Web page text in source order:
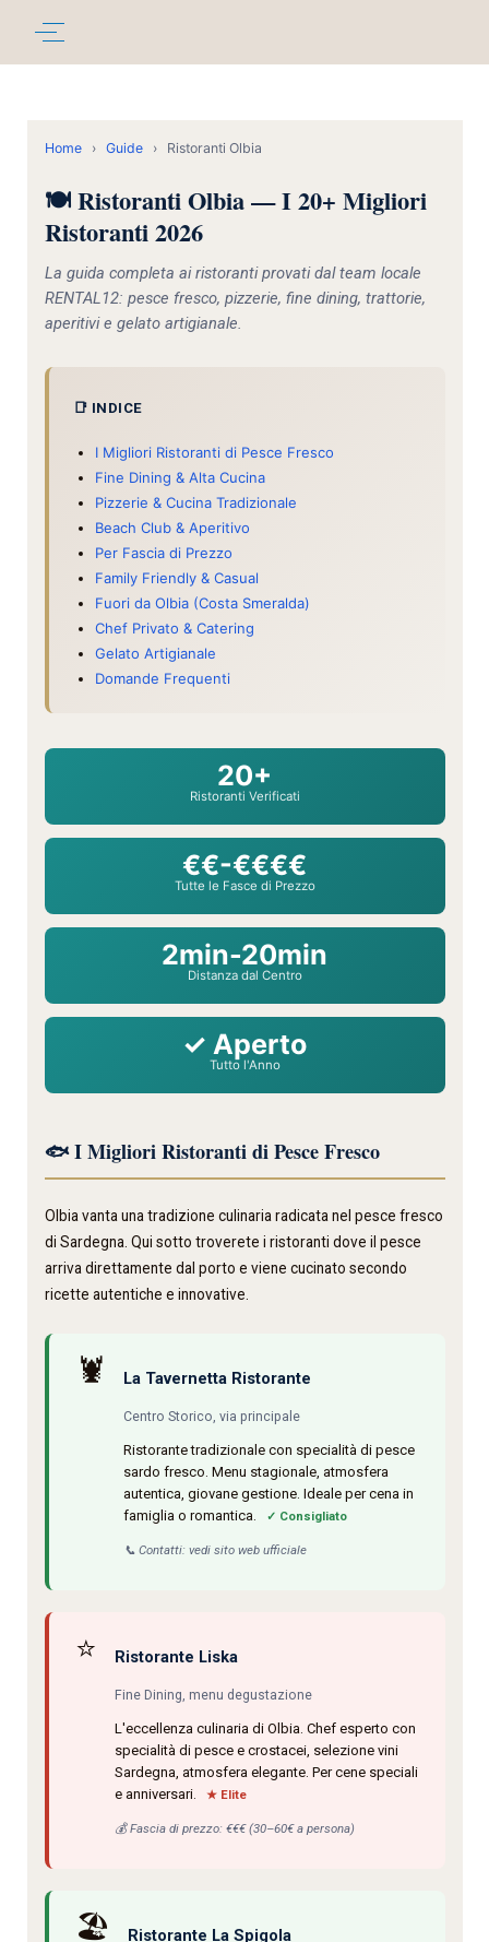
Home › Guide › Ristoranti Olbia
🍽️ Ristoranti Olbia — I 20+ Migliori
Ristoranti 2026
La guida completa ai ristoranti provati dal team locale
RENTAL12: pesce fresco, pizzerie, fine dining, trattorie,
aperitivi e gelato artigianale.
📑 INDICE
I Migliori Ristoranti di Pesce Fresco
Fine Dining & Alta Cucina
Pizzerie & Cucina Tradizionale
Beach Club & Aperitivo
Per Fascia di Prezzo
Family Friendly & Casual
Fuori da Olbia (Costa Smeralda)
Chef Privato & Catering
Gelato Artigianale
Domande Frequenti
20+
Ristoranti Verificati
€€-€€€€
Tutte le Fasce di Prezzo
2min-20min
Distanza dal Centro
✓ Aperto
Tutto l'Anno
🐟 I Migliori Ristoranti di Pesce Fresco
Olbia vanta una tradizione culinaria radicata nel pesce fresco
di Sardegna. Qui sotto troverete i ristoranti dove il pesce
arriva direttamente dal porto e viene cucinato secondo
ricette autentiche e innovative.
🦞 La Tavernetta Ristorante
Centro Storico, via principale
Ristorante tradizionale con specialità di pesce
sardo fresco. Menu stagionale, atmosfera
autentica, giovane gestione. Ideale per cena in
famiglia o romantica.
✓ Consigliato
📞 Contatti: vedi sito web ufficiale
⭐ Ristorante Liska
Fine Dining, menu degustazione
L'eccellenza culinaria di Olbia. Chef esperto con
specialità di pesce e crostacei, selezione vini
Sardegna, atmosfera elegante. Per cene speciali
e anniversari.
★ Elite
💰 Fascia di prezzo: €€€ (30–60€ a persona)
🏖️ Ristorante La Spigola